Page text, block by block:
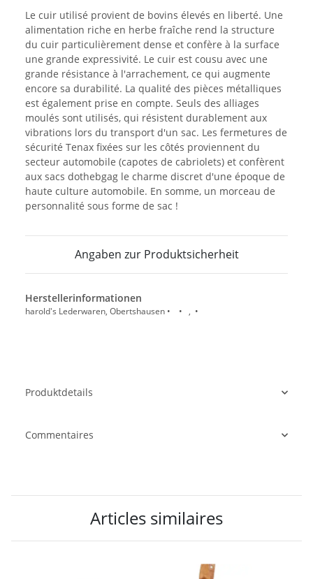
Le cuir utilisé provient de bovins élevés en liberté. Une
alimentation riche en herbe fraîche rend la structure
du cuir particulièrement dense et confère à la surface
une grande expressivité. Le cuir est cousu avec une
grande résistance à l'arrachement, ce qui augmente
encore sa durabilité. La qualité des pièces métalliques
est également prise en compte. Seuls des alliages
moulés sont utilisés, qui résistent durablement aux
vibrations lors du transport d'un sac. Les fermetures de
sécurité Tenax fixées sur les côtés proviennent du
secteur automobile (capotes de cabriolets) et confèrent
aux sacs dothebgag le charme discret d'une époque de
haute culture automobile. En somme, un morceau de
personnalité sous forme de sac !
Angaben zur Produktsicherheit
Herstellerinformationen
harold's Lederwaren, Obertshausen • • , •
Produktdetails
Commentaires
Articles similaires